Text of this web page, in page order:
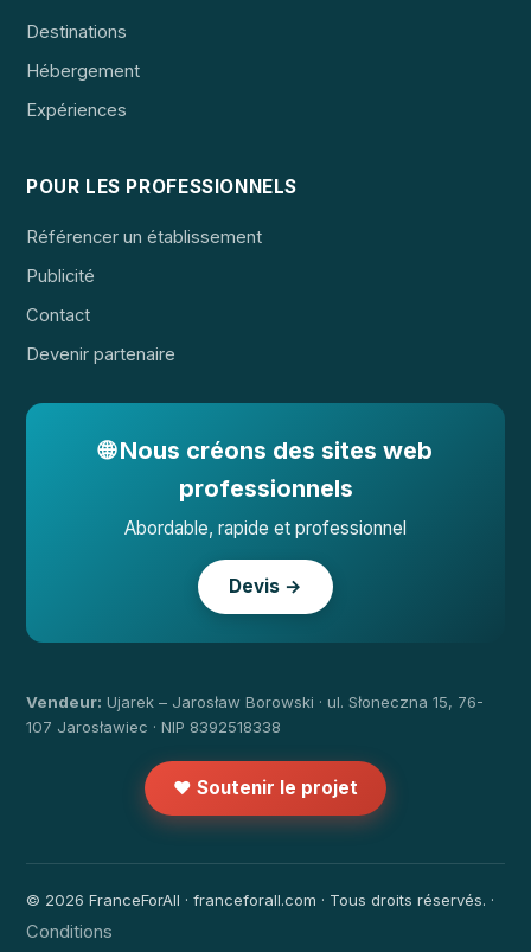
Destinations
Hébergement
Expériences
POUR LES PROFESSIONNELS
Référencer un établissement
Publicité
Contact
Devenir partenaire
🌐 Nous créons des sites web
professionnels
Abordable, rapide et professionnel
Devis →
Vendeur: Ujarek – Jarosław Borowski · ul. Słoneczna 15, 76-
107 Jarosławiec · NIP 8392518338
❤️ Soutenir le projet
© 2026 FranceForAll · franceforall.com · Tous droits réservés. ·
Conditions